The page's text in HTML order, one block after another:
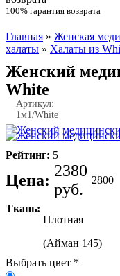
100% гарантия возврата
Вы здесь
Главная » Женская
халаты » Халаты из
Женский
White
Артикул:
1м1/White
Рейтинг: 5
Цена:
2380
руб.
2800
Ткань:
Плотная
(Айман 145)